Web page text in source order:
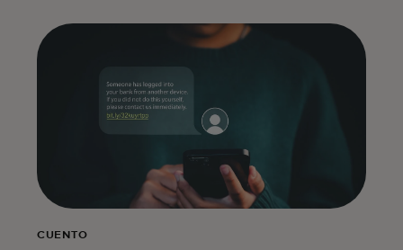
CUENTO